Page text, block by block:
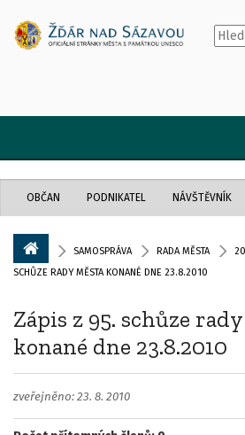
OBČAN PODNIKATEL NÁVŠTĚVNÍK
SAMOSPRÁVA RADA MĚSTA
SCHŮZE RADY MĚSTA KONANÉ DNE 23.8.2010
Zápis z 95. schůze
konané dne 23.8.2010
zveřejněno: 23. 8. 2010